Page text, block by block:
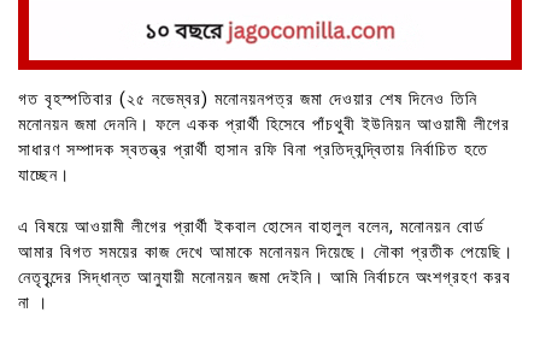
গত বৃহস্পতিবার (২৫ নভেম্বর) মনোনয়নপত্র জমা দেওয়ার শেষ দিনেও তিনি
মনোনয়ন জমা দেননি। ফলে একক প্রার্থী হিসেবে পাঁচথুবী ইউনিয়ন আওয়ামী লীগের
সাধারণ সম্পাদক স্বতন্ত্র প্রার্থী হাসান রফি বিনা প্রতিদ্বন্দ্বিতায় নির্বাচিত হতে
যাচ্ছেন।
এ বিষয়ে আওয়ামী লীগের প্রার্থী ইকবাল হোসেন বাহালুল বলেন, মনোনয়ন বোর্ড
আমার বিগত সময়ের কাজ দেখে আমাকে মনোনয়ন দিয়েছে। নৌকা প্রতীক পেয়েছি।
নেতৃবৃন্দের সিদ্ধান্ত আনুযায়ী মনোনয়ন জমা দেইনি। আমি নির্বাচনে অংশগ্রহণ করব
না ।